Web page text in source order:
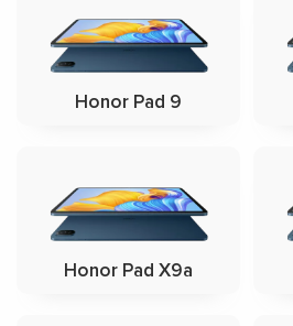
Honor Pad 9
Honor Pad X9a